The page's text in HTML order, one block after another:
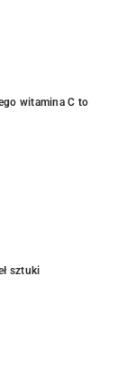
witamina C to
sztuki